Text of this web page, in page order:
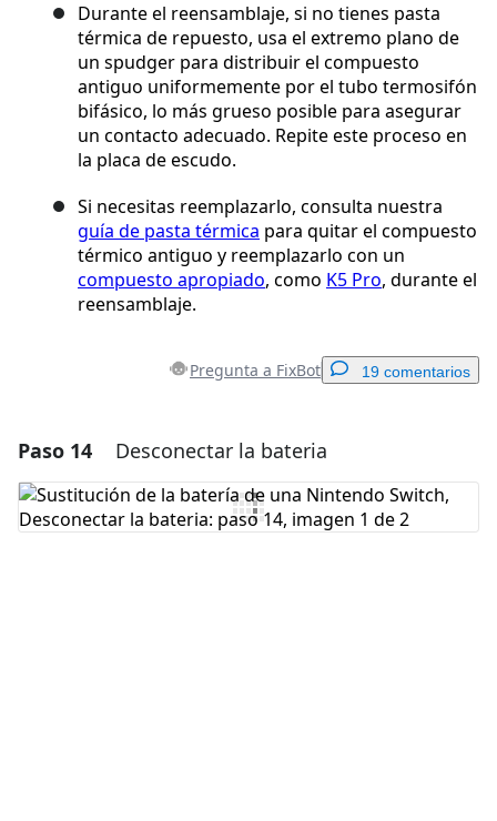
Durante el reensamblaje, si no tienes pasta
térmica de repuesto, usa el extremo plano de
un spudger para distribuir el compuesto
antiguo uniformemente por el tubo termosifón
bifásico, lo más grueso posible para asegurar
un contacto adecuado. Repite este proceso en
la placa de escudo.
Si necesitas reemplazarlo, consulta nuestra
guía de pasta térmica para quitar el compuesto
térmico antiguo y reemplazarlo con un
compuesto apropiado, como K5 Pro, durante el
reensamblaje.
Pregunta a FixBot 19 comentarios
Agregar un comentario
Agregar Comentario
Paso 14 Desconectar la bateria